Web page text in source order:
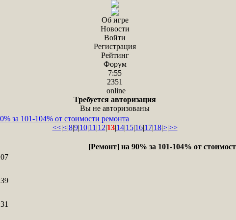
Об игре
Новости
Войти
Регистрация
Рейтинг
Форум
7:55
2351
online
Требуется авторизация
Вы не авторизованы
за 101-104% от стоимости ремонта
<<|<|8|9|10|11 |12|13|14|15|16|17|18|>|>>
[Ремонт] на 90% за 101-104% от